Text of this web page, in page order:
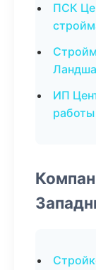
ПСК
ИП
работы